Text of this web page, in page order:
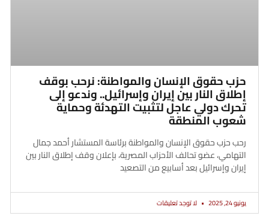
حزب حقوق الإنسان والمواطنة: نرحب بوقف
إطلاق النار بين إيران وإسرائيل.. وندعو إلى
تحرك دولي عاجل لتثبيت التهدئة وحماية
شعوب المنطقة
رحب حزب حقوق الإنسان والمواطنة برئاسة المستشار أحمد جمال
التهامي، عضو تحالف الأحزاب المصرية، بإعلان وقف إطلاق النار بين
إيران وإسرائيل بعد أسابيع من التصعيد
يونيو 24, 2025 لا توجد تعليقات